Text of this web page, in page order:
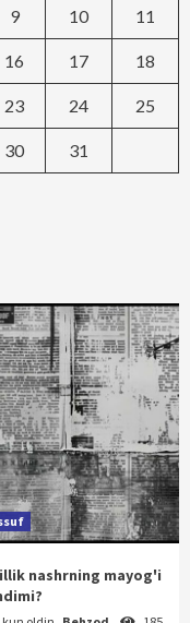
9 10 11
16 17 18
23 24 25
30 31
nashrning mayog'i